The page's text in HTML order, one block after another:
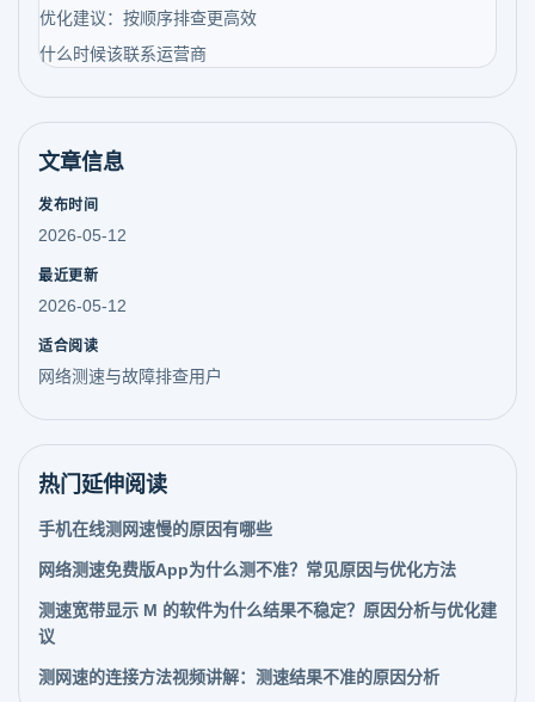
优化建议：按顺序排查更高效
什么时候该联系运营商
文章信息
发布时间
2026-05-12
最近更新
2026-05-12
适合阅读
网络测速与故障排查用户
热门延伸阅读
手机在线测网速慢的原因有哪些
网络测速免费版App为什么测不准？常见原因与优化方法
测速宽带显示 M 的软件为什么结果不稳定？原因分析与优化建
议
测网速的连接方法视频讲解：测速结果不准的原因分析